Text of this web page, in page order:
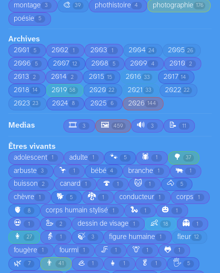
montage 3 🎨 39 phothistoire 4 photographie 176
poésie 5
Archives
2001 5 2002 1 2003 1 2004 24 2005 26
2006 5 2007 12 2008 5 2009 4 2010 2
2013 2 2014 2 2015 15 2016 33 2017 14
2018 14 2019 58 2020 22 2021 33 2022 22
2023 23 2024 8 2025 6 2026 144
Medias 🎞️ 3 🖼️ 459 🔊 3 📝 11
Êtres vivants
adolescent 1 adulte 1 🐾 5 🕷️ 1 🌳 37
arbuste 3 🦩 1 bébé 4 branche 1 🐃 1
buisson 2 canard 1 🍄 1 🐱 1 🐴 5
chèvre 1 🐕 5 🐉 1 conducteur 1 corps 1
🫀 8 corps humain stylisé 1 🐍 1 🎃 1
💀 1 🦢 2 dessin de visage 1 👶 18 👻 1
👩 27 👵 1 🍃 3 figure humaine 1 fleur 12
fougère 1 fourmi 1 🦵 1 🦒 1 🐸 1
🌿 7 👨 41 🦪 1 👧 1 🥬 1 🖐️ 5